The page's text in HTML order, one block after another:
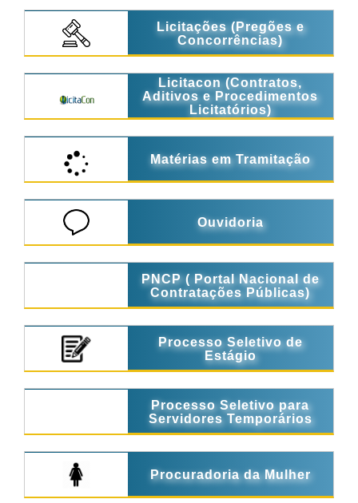
Licitações (Pregões e
Concorrências)
Licitacon (Contratos,
Aditivos e Procedimentos
Licitatórios)
Matérias em Tramitação
Ouvidoria
PNCP ( Portal Nacional de
Contratações Públicas)
Processo Seletivo de
Estágio
Processo Seletivo para
Servidores Temporários
Procuradoria da Mulher